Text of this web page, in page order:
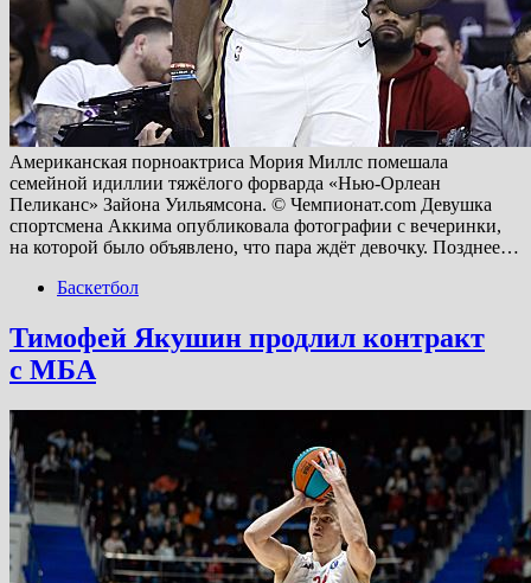
Американская порноактриса Мория Миллс помешала
семейной идиллии тяжёлого форварда «Нью-Орлеан
Пеликанс» Зайона Уильямсона. © Чемпионат.com Девушка
спортсмена Аккима опубликовала фотографии с вечеринки,
на которой было объявлено, что пара ждёт девочку. Позднее…
Баскетбол
Тимофей Якушин продлил контракт
с МБА